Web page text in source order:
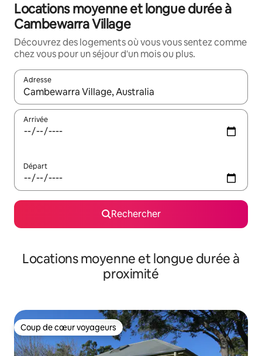
Locations moyenne et longue durée à
Cambewarra Village
Découvrez des logements où vous vous sentez comme
chez vous pour un séjour d'un mois ou plus.
Adresse
Lorsque les résultats s'affichent, utilisez les flèches vers le
Arrivée
Départ
Rechercher
Locations moyenne et longue durée à
proximité
Coup de cœur voyageurs
Coup de cœur voyageurs